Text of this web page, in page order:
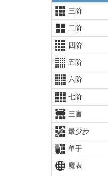
三阶
二阶
四阶
五阶
六阶
七阶
三盲
最少步
单手
魔表